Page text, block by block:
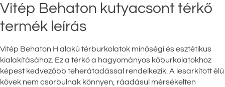
Vitép Behaton kutyacsont térkő
termék leírás
Vitép Behaton H alakú térburkolatok minőségi és esztétikus
kialakításához. Ez a térkő a hagyományos kőburkolatokhoz
képest kedvezőbb teherátadással rendelkezik. A lesarkított élű
kövek nem csorbulnak könnyen, ráadásul mérsékelten